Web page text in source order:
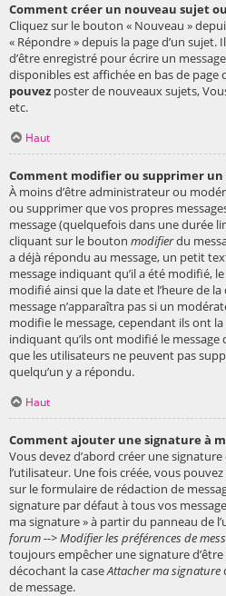
Comment créer un nouveau sujet
Cliquez sur le bouton « Nouveau »
« Répondre » depuis la page d’un
d’être enregistré pour écrire un
disponibles est affichée en bas de page
pouvez poster de nouveaux sujets,
etc.
Haut
Comment modifier ou supprimer un
À moins d’être administrateur ou
ou supprimer que vos propres
message (quelquefois dans une durée
cliquant sur le bouton modifierdu
a déjà répondu au message, un petit
message indiquant qu’il a été modifié,
modifié ainsi que la date et l’heure de
message n’apparaîtra pas si un
modifie le message, cependant ils ont
indiquant qu’ils ont modifié le
que les utilisateurs ne peuvent pas
quelqu’un y a répondu.
Haut
Comment ajouter une signature à
Vous devez d’abord créer une
l’utilisateur. Une fois créée, vous
sur le formulaire de rédaction de
signature par défaut à tous vos
ma signature » à partir du panneau de
forum --> Modifier les préférences de
toujours empêcher une signature
décochant la caseAttacher ma signature
de message.